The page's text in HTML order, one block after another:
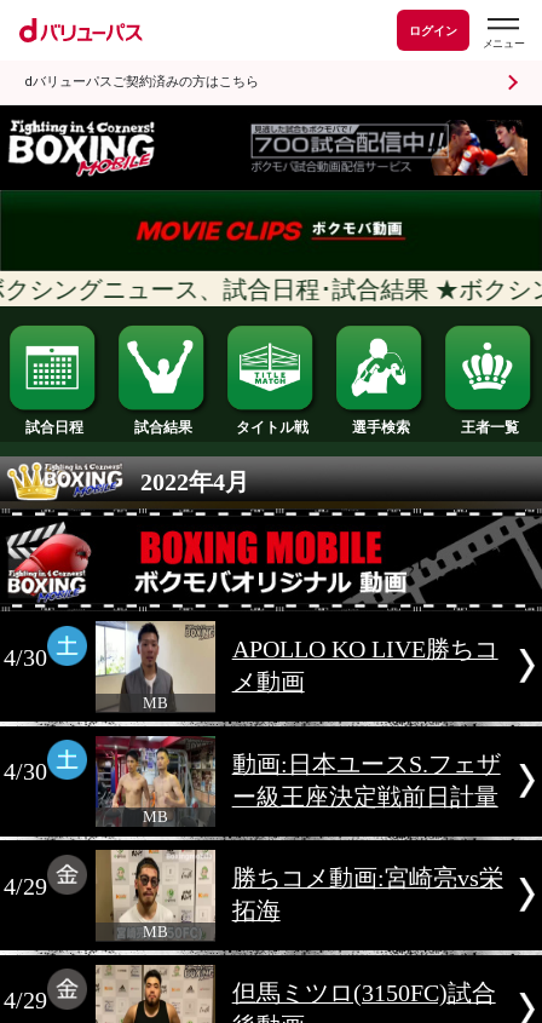
ログイン
dバリューパスご契約済みの方はこちら
シングニュース、試合日程･試合結果 ★
試合日程 試合結果 タイトル戦 選手検索
2022年4月
MB
APOLLO KO LIVE
MB
動画:日本ユースS.
ー級王座決定戦前